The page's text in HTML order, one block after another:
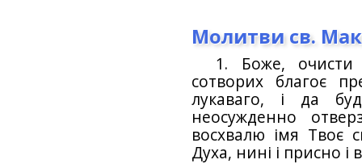
Молитви св.
1. Боже, очисти
сотворих благоє
лукаваго, і да
неосужденно
восхвалю імя Твоє
Духа, нині і присно і